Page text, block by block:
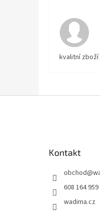
kvalitní
Kontakt
obchod@
608 164
wadima.cz